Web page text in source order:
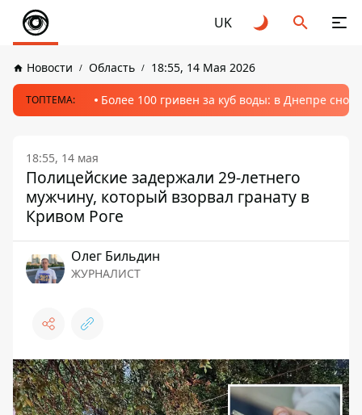
UK
Новости Область 18:55, 14 Мая 2026
ТОПТЕМА: Более 100 гривен за куб воды: в Днепре
18:55, 14 мая
Полицейские задержали 29-летнего
мужчину, который взорвал гранату в
Кривом Роге
Олег Бильдин
ЖУРНАЛИСТ